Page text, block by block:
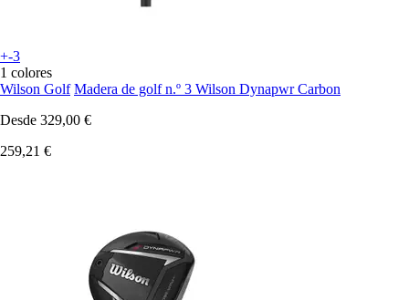
+-3
1 colores
Wilson Golf Madera de golf n.º 3 Wilson Dynapwr Carbon
Desde 329,00 €
259,21 €